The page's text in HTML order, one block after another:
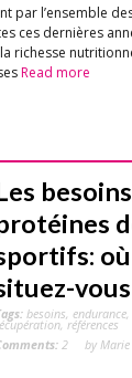
par l’ensemble
ces dernières
richesse
Read more
vous
besoins, endurance,
,références
2 by Marie